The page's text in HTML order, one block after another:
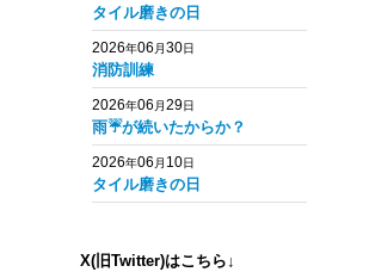
タイル磨きの日
2026年06 月30日
消防訓練
2026年06 月29日
雨☔️が続いたからか？
2026年06 月 10日
タイル磨きの日
X(旧Twitter)はこちら↓